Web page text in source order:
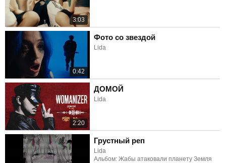
3:03
0:42
Фото со звездой
Lida
2:20
ДОМОЙ
Lida
Грустный реп
Lida
Альбом: Жабы атаковали планету Земля